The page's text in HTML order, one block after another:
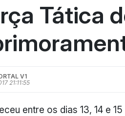
Tática
V1
21:11:55
entre os dias 13, 14 e